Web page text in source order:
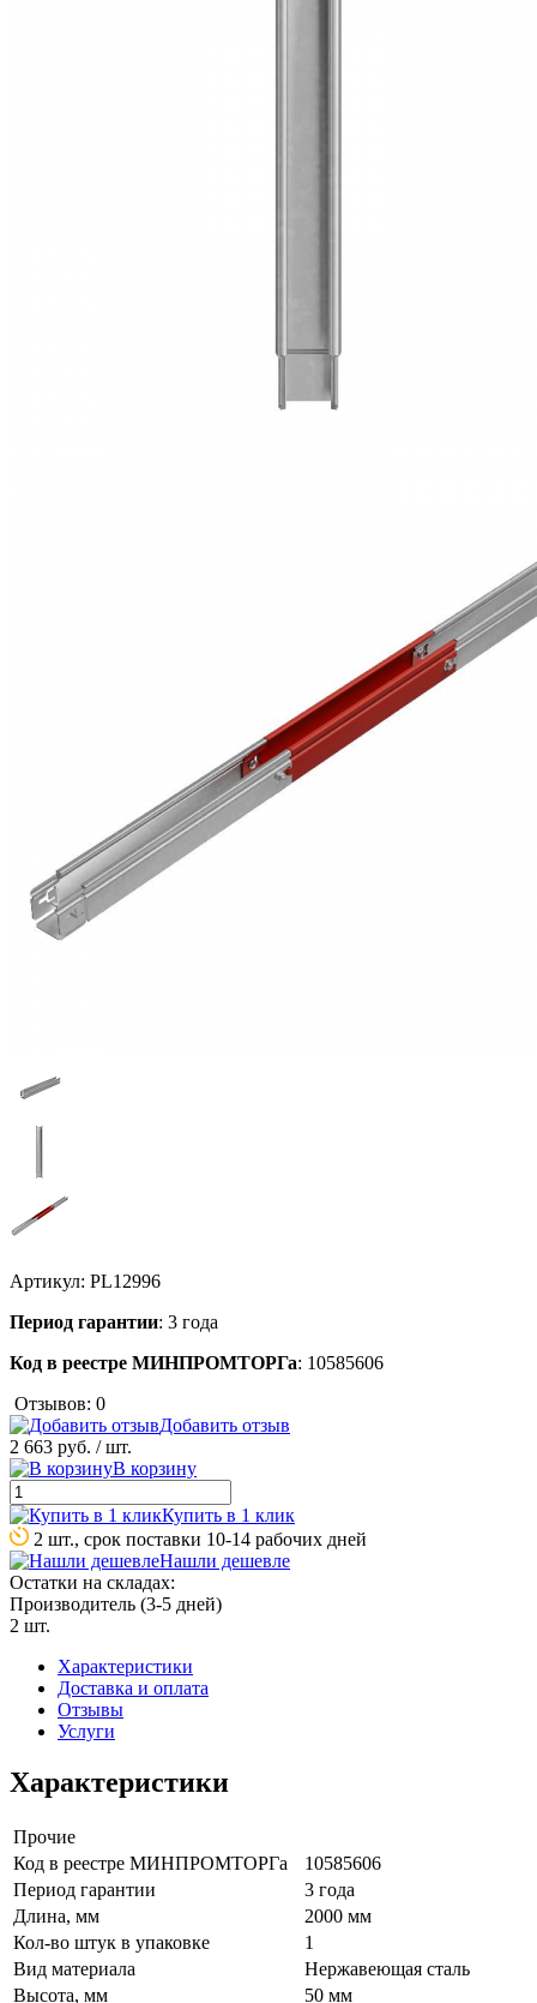
Артикул: PL12996
Период гарантии: 3 года
Код в реестре МИНПРОМТОРГа: 10585606
Отзывов: 0
Добавить отзыв
2 663 руб. / шт.
В корзину
Купить в 1 клик
2 шт., срок поставки 10-14 рабочих дней
Нашли дешевле
Остатки на складах:
Производитель (3-5 дней)
2 шт.
Характеристики
Доставка и оплата
Отзывы
Услуги
Характеристики
Прочие
Код в реестре МИНПРОМТОРГа
10585606
Период гарантии
3 года
Длина, мм
2000 мм
Кол-во штук в упаковке
1
Вид материала
Нержавеющая сталь
Высота, мм
50 мм